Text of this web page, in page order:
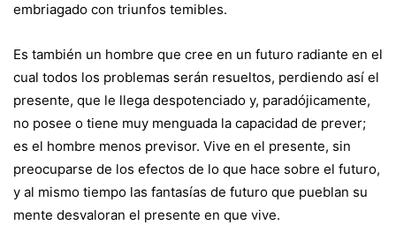
embriagado con triunfos temibles.
Es también un hombre que cree en un futuro radiante en el
cual todos los problemas serán resueltos, perdiendo así el
presente, que le llega despotenciado y, paradójicamente,
no posee o tiene muy menguada la capacidad de prever;
es el hombre menos previsor. Vive en el presente, sin
preocuparse de los efectos de lo que hace sobre el futuro,
y al mismo tiempo las fantasías de futuro que pueblan su
mente desvaloran el presente en que vive.